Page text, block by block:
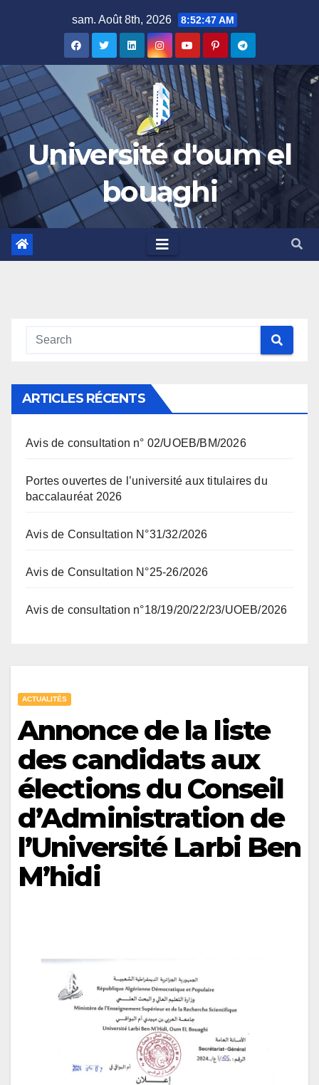
sam. Août 8th, 2026 8:52:47 AM
Université d'oum el
bouaghi
ARTICLES RÉCENTS
Avis de consultation n° 02/UOEB/BM/2026
Portes ouvertes de l’université aux titulaires du
baccalauréat 2026
Avis de Consultation N°31/32/2026
Avis de Consultation N°25-26/2026
Avis de consultation n°18/19/20/22/23/UOEB/2026
ACTUALITÉS
Annonce de la liste
des candidats aux
élections du Conseil
d’Administration de
l’Université Larbi Ben
M’hidi